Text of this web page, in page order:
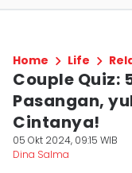
Home Life
Couple Quiz:
Pasangan,
Cintanya!
05 Okt 2024, 09:15 WIB
Dina Salma